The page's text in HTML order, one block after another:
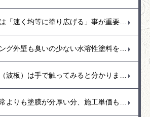
塗装仕上げの基本は「速く均等に塗り広げる」事が重要で、樋の部分では繋ぎ目までを通しで塗り広げることで艶も均等な仕上がりとなるので、途中で手を止めないように気を付けて仕上げています。
弊社ではサイディング外壁も臭いの少ない水溶性塗料を使用することが多く耐久性に優れた塗膜と汚れにくい低汚染型の塗料（関西ペイント・トウペ）を使用しています。もちろん艶あり塗料と艶消し塗料があり、水弾き重視では艶あり塗料を推奨、和風の日本作りのお宅では艶消し塗料の落ち着いた空間作りなどお勧めしています。
古くなった屋根材（波板）は手で触ってみると分かりますがとても脆く少し手で押さえただけでもパリッとひび割れが出ることがあります。この場合は屋根の寿命なので台風が近づくこの季節は早めに取り換える事をお勧めします。強風で隣接お宅に飛んでいくとご迷惑おおかけしてしまう事もあるので早めの対応をお願いいたします。
厚膜塗装仕上げ通常よりも塗膜が分厚い分、施工単価も高くなりますが、耐久性が強いので車の駐車スペースやリフト走行などもできて硬い仕上がりとなります。